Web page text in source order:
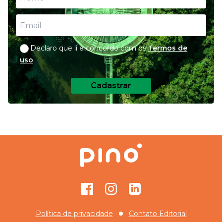
Declaro que li e concordo com os Termos de
uso
Cadastrar
FacebookInstagramGitHub
Política de privacidade Contato Editorial